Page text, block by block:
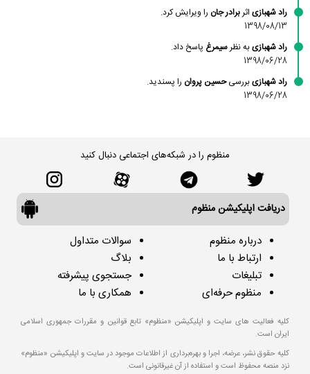
راد شهبازی اثربرادر جان را ویرایش کرد.
1398/08/13
راد شهبازیبه نظرسیمرغ پاسخ داد.
1398/06/28
راد شهبازیبررسیحسین پروان را پسندید.
1398/06/28
منظوم را در شبکه‌های اجتماعی دنبال کنید
دریافت اپلیکیشن منظوم
درباره منظوم
ارتباط با ما
تبلیغات
منظوم حرفه‌ای
سوالات متداول
بلاگ
جستجوی پیشرفته
همکاری با ما
کلیه فعالیت های سایت و اپلیکیشن «منظوم» تابع قوانین و مقررات جمهوری اسلامی
ایران است.
کلیه حقوق نشر، عرضه، اجرا و بهره‌برداری از اطلاعات موجود در سایت و اپلیکیشن «منظوم»
نزد منصه محفوظ است و استفاده از آن غیرقانونی است.